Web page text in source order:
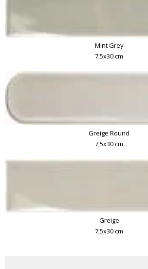
Mint Grey
7,5x30 cm
Greige Round
7,5x30 cm
Greige
7,5x30 cm